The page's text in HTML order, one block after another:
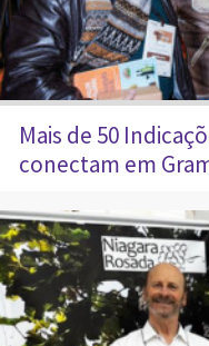
Mais de 50
conectam em